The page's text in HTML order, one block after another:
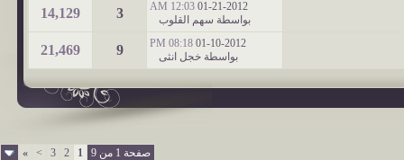
01-21-2012
12:03 AM
بواسطة سهم القلوب 3
14,129
01-10-2012
08:18 PM
بواسطة خجل انثى 9
21,469
صفحة 1 من 9 1
2
3
>
»